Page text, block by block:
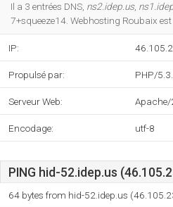
Il a 3 entrées DNS, ns2.idep.us,
7+squeeze14. Webhosting Roubaix
IP:
Propulsé par: PHP/
Serveur Web: Apache/
Encodage: utf-8
PING hid-52.idep.us
64 bytes from hid-52.idep.us